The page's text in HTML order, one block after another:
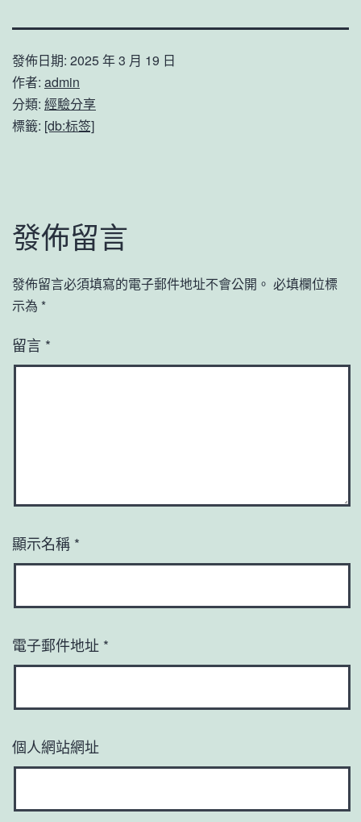
發佈日期: 2025 年 3 月 19 日
作者: admin
分類: 經驗分享
標籤: [db:标签]
發佈留言
發佈留言必須填寫的電子郵件地址不會公開。 必填欄位標
示為 *
留言 *
顯示名稱 *
電子郵件地址 *
個人網站網址